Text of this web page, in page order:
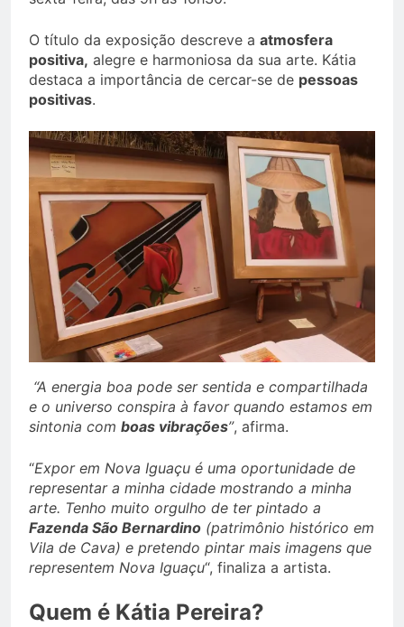
O título da exposição descreve a atmosfera
positiva, alegre e harmoniosa da sua arte. Kátia
destaca a importância de cercar-se de pessoas
positivas.
“A energia boa pode ser sentida e compartilhada
e o universo conspira à favor quando estamos em
sintonia com boas vibrações”, afirma.
“Expor em Nova Iguaçu é uma oportunidade de
representar a minha cidade mostrando a minha
arte. Tenho muito orgulho de ter pintado a
Fazenda São Bernardino (patrimônio histórico em
Vila de Cava) e pretendo pintar mais imagens que
representem Nova Iguaçu“, finaliza a artista.
Quem é Kátia Pereira?